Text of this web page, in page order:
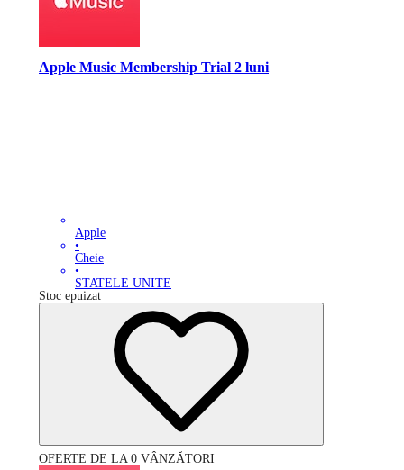
Apple Music Membership Trial 2 luni
Apple
•
Cheie
•
STATELE UNITE
Stoc epuizat
OFERTE DE LA 0 VÂNZĂTORI